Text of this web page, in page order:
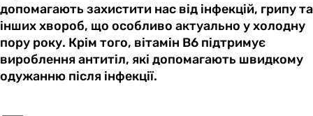
допомагають захистити нас від інфекцій, грипу та
інших хвороб, що особливо актуально у холодну
пору року. Крім того, вітамін B6 підтримує
вироблення антитіл, які допомагають швидкому
одужанню після інфекції.